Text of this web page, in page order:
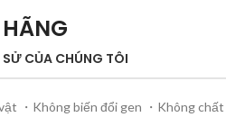
SỬ CỦA CHÚNG TÔI
・Không biến đổi gen ・Không